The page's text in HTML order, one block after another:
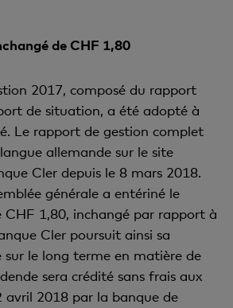
de CHF 1,80
2017, composé du rapport
de situation, a été adopté à
Le rapport de gestion complet
allemande sur le site
Cler depuis le 8 mars 2018.
générale a entériné le
1,80, inchangé par rapport à
Cler poursuit ainsi sa
le long terme en matière de
sera crédité sans frais aux
avril 2018 par la banque de